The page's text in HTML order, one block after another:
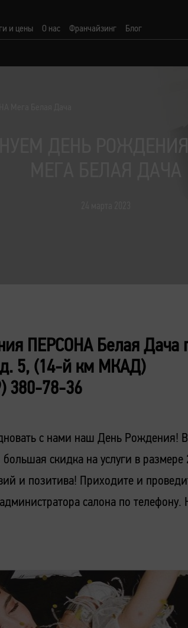
и цены О нас Франчайзинг Блог
ДЕНЬ
ПЕРСОНА Белая Дача
5, (14-й км МКАД)
380-78-36
с нами наш День Рождения!
скидка на услуги в
и позитива! Приходите и
салона по